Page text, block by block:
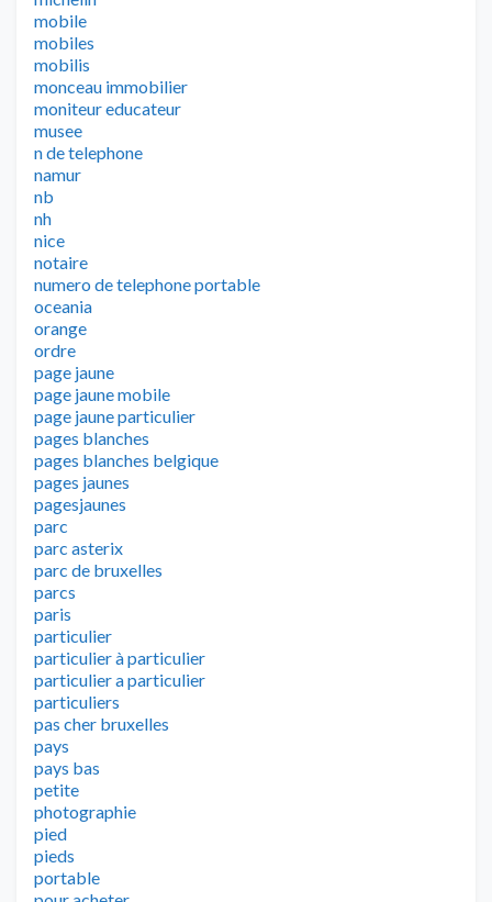
mobile
mobiles
mobilis
monceau immobilier
moniteur educateur
musee
n de telephone
namur
nb
nh
nice
notaire
numero de telephone portable
oceania
orange
ordre
page jaune
page jaune mobile
page jaune particulier
pages blanches
pages blanches belgique
pages jaunes
pagesjaunes
parc
parc asterix
parc de bruxelles
parcs
paris
particulier
particulier à particulier
particulier a particulier
particuliers
pas cher bruxelles
pays
pays bas
petite
photographie
pied
pieds
portable